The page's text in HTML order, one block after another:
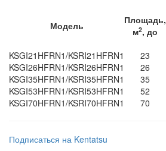
Модель
Площадь,
м2, до
KSGI21HFRN1/KSRI21HFRN1 23
KSGI26HFRN1/KSRI26HFRN1
26
KSGI35HFRN1/KSRI35HFRN1
35
KSGI53HFRN1/KSRI53HFRN1
52
KSGI70HFRN1/KSRI70HFRN1
70
Подписаться на Kentatsu